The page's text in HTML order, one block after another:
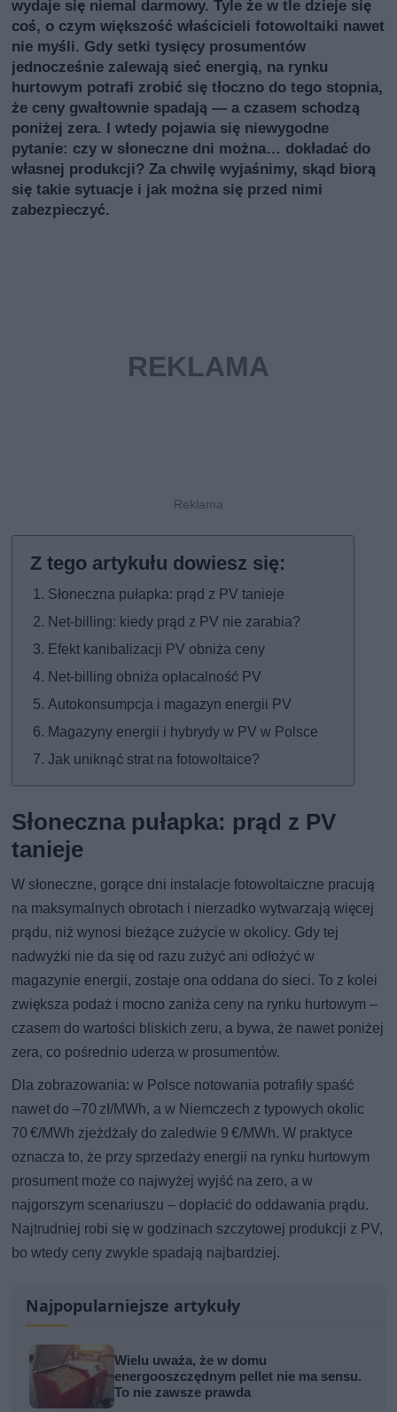
wydaje się niemal darmowy. Tyle że w tle dzieje się
coś, o czym większość właścicieli fotowoltaiki nawet
nie myśli. Gdy setki tysięcy prosumentów
jednocześnie zalewają sieć energią, na rynku
hurtowym potrafi zrobić się tłoczno do tego stopnia,
że ceny gwałtownie spadają — a czasem schodzą
poniżej zera. I wtedy pojawia się niewygodne
pytanie: czy w słoneczne dni można… dokładać do
własnej produkcji? Za chwilę wyjaśnimy, skąd biorą
się takie sytuacje i jak można się przed nimi
zabezpieczyć.
Słoneczna pułapka: prąd z PV tanieje
Net-billing: kiedy prąd z PV nie zarabia?
Efekt kanibalizacji PV obniża ceny
Net-billing obniża opłacalność PV
Autokonsumpcja i magazyn energii PV
Magazyny energii i hybrydy w PV w Polsce
Jak uniknąć strat na fotowoltaice?
Słoneczna pułapka: prąd z PV
tanieje
W słoneczne, gorące dni instalacje fotowoltaiczne pracują
na maksymalnych obrotach i nierzadko wytwarzają więcej
prądu, niż wynosi bieżące zużycie w okolicy. Gdy tej
nadwyżki nie da się od razu zużyć ani odłożyć w
magazynie energii, zostaje ona oddana do sieci. To z kolei
zwiększa podaż i mocno zaniża ceny na rynku hurtowym –
czasem do wartości bliskich zeru, a bywa, że nawet poniżej
zera, co pośrednio uderza w prosumentów.
Dla zobrazowania: w Polsce notowania potrafiły spaść
nawet do –70 zł/MWh, a w Niemczech z typowych okolic
70 €/MWh zjeżdżały do zaledwie 9 €/MWh. W praktyce
oznacza to, że przy sprzedaży energii na rynku hurtowym
prosument może co najwyżej wyjść na zero, a w
najgorszym scenariuszu – dopłacić do oddawania prądu.
Najtrudniej robi się w godzinach szczytowej produkcji z PV,
bo wtedy ceny zwykle spadają najbardziej.
Najpopularniejsze artykuły
Wielu uważa, że w domu
energooszczędnym pellet nie ma sensu.
To nie zawsze prawda